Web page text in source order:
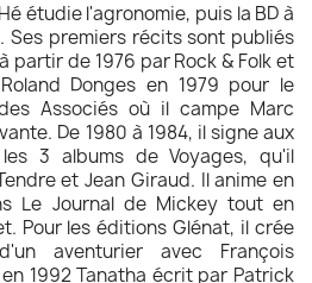
étudie l'agronomie, puis la BD à
Ses premiers récits sont publiés
partir de 1976 par Rock & Folk et
Donges en 1979 pour le
Associés où il campe Marc
De 1980 à 1984, il signe aux
les 3 albums de Voyages, qu'il
et Jean Giraud. Il anime en
Le Journal de Mickey tout en
Pour les éditions Glénat, il crée
aventurier avec François
1992 Tanatha écrit par Patrick